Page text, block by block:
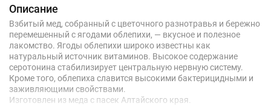
Описание
Взбитый мед, собранный с цветочного разнотравья и бережно
перемешенный с ягодами облепихи, — вкусное и полезное
лакомство. Ягоды облепихи широко известны как
натуральный источник витаминов. Высокое содержание
серотонина стабилизирует центральную нервную систему.
Кроме того, облепиха славится высокими бактерицидными и
заживляющими свойствами.
Изготовлен из меда с пасек Алтайского края.